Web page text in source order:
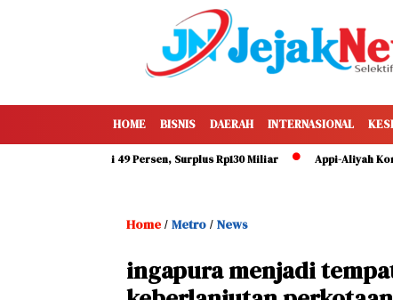
HOME BISNIS DAERAH INTERNASIONAL
Capai 49 Persen, Surplus Rp130 Miliar Appi-Aliyah Kompak
Home / Metro / News
ingapura menjadi